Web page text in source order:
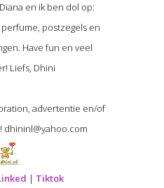
en ik ben dol op:
postzegels en
Have fun en veel
Liefs, Dhini
advertentie en/of
dhininl@yahoo.com
| Tiktok